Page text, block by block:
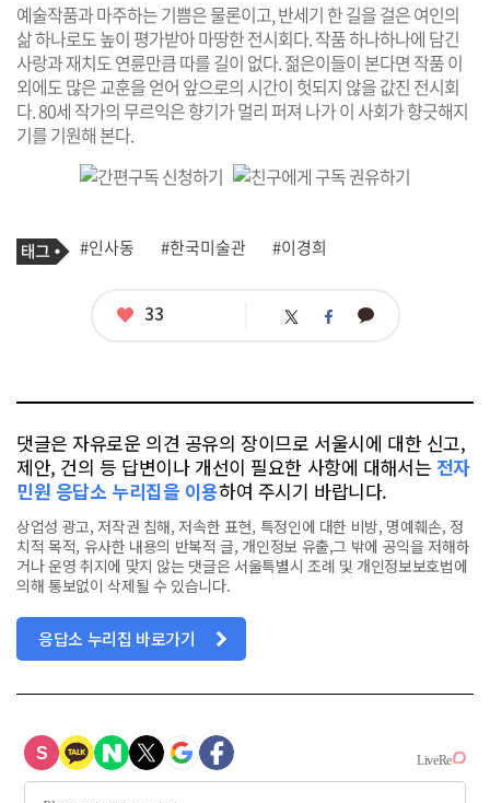
예술작품과 마주하는 기쁨은 물론이고, 반세기 한 길을 걸은 여인의
삶 하나로도 높이 평가받아 마땅한 전시회다. 작품 하나하나에 담긴
사랑과 재치도 연륜만큼 따를 길이 없다. 젊은이들이 본다면 작품 이
외에도 많은 교훈을 얻어 앞으로의 시간이 헛되지 않을 값진 전시회
다. 80세 작가의 무르익은 향기가 멀리 퍼져 나가 이 사회가 향긋해지
기를 기원해 본다.
기
사
태
그
#인사동 #한국미술관 #이경희
좋
33 트 페 카
댓글은 자유로운 의견 공유의 장이므로 서울시에 대한 신고,
제안, 건의 등 답변이나 개선이 필요한 사항에 대해서는 전자
민원 응답소 누리집을 이용하여 주시기 바랍니다.
상업성 광고, 저작권 침해, 저속한 표현, 특정인에 대한 비방, 명예훼손, 정
치적 목적, 유사한 내용의 반복적 글, 개인정보 유출,그 밖에 공익을 저해하
거나 운영 취지에 맞지 않는 댓글은 서울특별시 조례 및 개인정보보호법에
의해 통보없이 삭제될 수 있습니다.
응답소 누리집 바로가기